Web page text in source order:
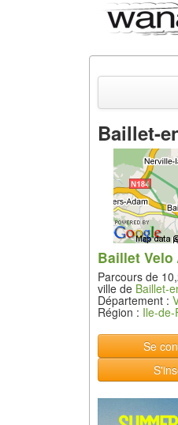
Actualités
Tests
Parcours
Courses
Outils &
Baillet-
Baillet Velo
Parcours de
ville de Baillet-
Département :
Région : Ile-
Se